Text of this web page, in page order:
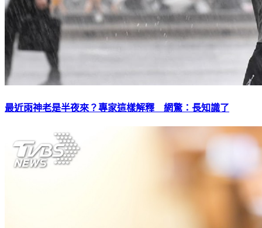
最近雨神老是半夜來？專家這樣解釋 網驚：長知識了